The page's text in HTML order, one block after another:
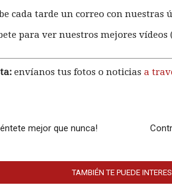
cada tarde un correo con nuestras
para ver nuestros mejores vídeos
envíanos tus fotos o noticias a
mejor que nunca!
TAMBIÉN TE PUEDE